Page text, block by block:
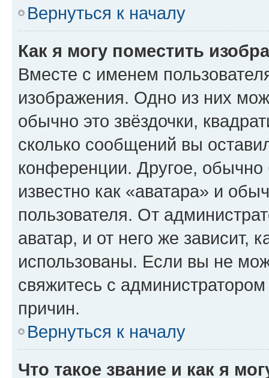
Вернуться к началу
Как я могу поместить
Вместе с именем
изображения. Одно из них
обычно это звёздочки,
сколько сообщений вы
конференции. Другое,
известно как «аватара» и
пользователя. От
аватар, и от него же зависит,
использованы. Если вы не
свяжитесь с
причин.
Вернуться к началу
Что такое звание и как я